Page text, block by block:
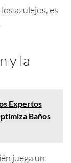
azulejos, es
y la
Expertos
Baños
juega un